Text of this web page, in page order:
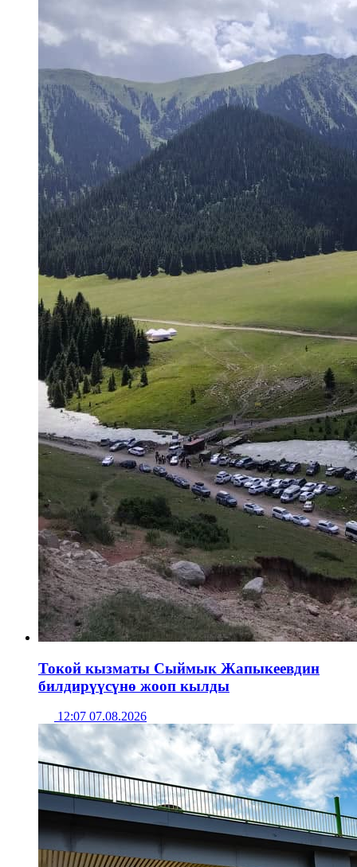
Токой кызматы Сыймык Жапыкеевдин
билдирүүсүнө жооп кылды
12:07 07.08.2026